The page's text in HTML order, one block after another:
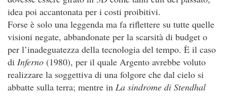
idea poi accantonata per i costi proibitivi.
Forse è solo una leggenda ma fa riflettere su tutte quelle
visioni negate, abbandonate per la scarsità di budget o
per l’inadeguatezza della tecnologia del tempo. È il caso
di Inferno (1980), per il quale Argento avrebbe voluto
realizzare la soggettiva di una folgore che dal cielo si
abbatte sulla terra; mentre in La sindrome di Stendhal